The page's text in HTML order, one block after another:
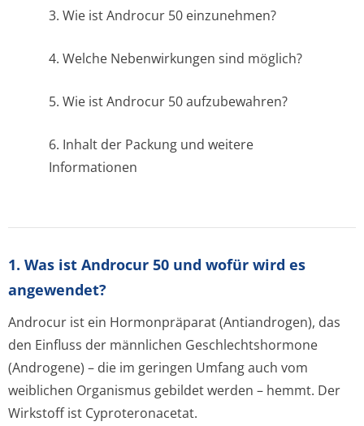
3. Wie ist Androcur 50 einzunehmen?
4. Welche Nebenwirkungen sind möglich?
5. Wie ist Androcur 50 aufzubewahren?
6. Inhalt der Packung und weitere
Informationen
1. Was ist Androcur 50 und wofür wird es
angewendet?
Androcur ist ein Hormonpräparat (Antiandrogen), das
den Einfluss der männlichen Geschlechtshormone
(Androgene) – die im geringen Umfang auch vom
weiblichen Organismus gebildet werden – hemmt. Der
Wirkstoff ist Cyproteronacetat.